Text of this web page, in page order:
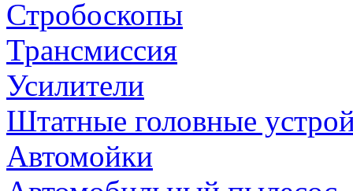
Стробоскопы
Трансмиссия
Усилители
Штатные головные
Автомойки